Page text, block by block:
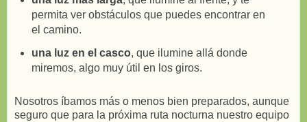
permita ver obstáculos que puedes encontrar en
el camino.
una luz en el casco, que ilumine allá donde
miremos, algo muy útil en los giros.
Nosotros íbamos más o menos bien preparados, aunque
seguro que para la próxima ruta nocturna nuestro equipo